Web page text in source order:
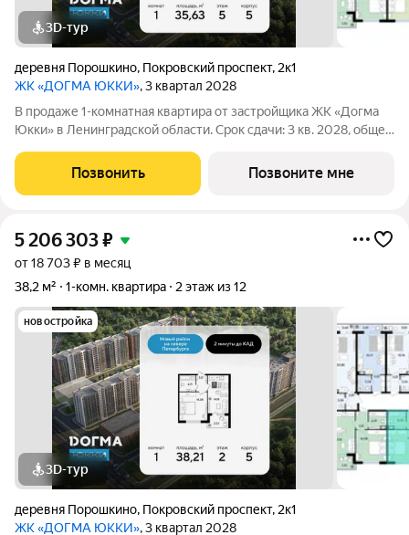
3D-тур
деревня Порошкино, Покровский проспект, 2к1
ЖК «ДОГМА ЮККИ», 3 квартал 2028
В продаже 1-комнатная квартира от застройщика ЖК «Догма
Юкки» в Ленинградской области. Срок сдачи: 3 кв. 2028, общей
доступной социальной инфраструктурой. Жилой комплекс
расположен в
Позвонить Позвоните мне
5 206 303₽
от 18 703 ₽ в месяц
38,2 м²
1-комн. квартира 2 этаж из 12
новостройка
3D-тур
деревня Порошкино, Покровский проспект, 2к1
ЖК «ДОГМА ЮККИ», 3 квартал 2028